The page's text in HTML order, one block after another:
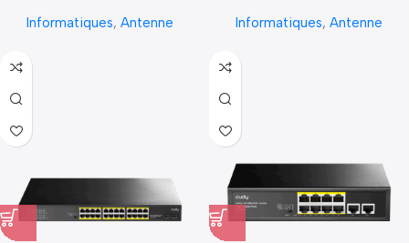
Informatiques, Antenne Informatiques, Antenne